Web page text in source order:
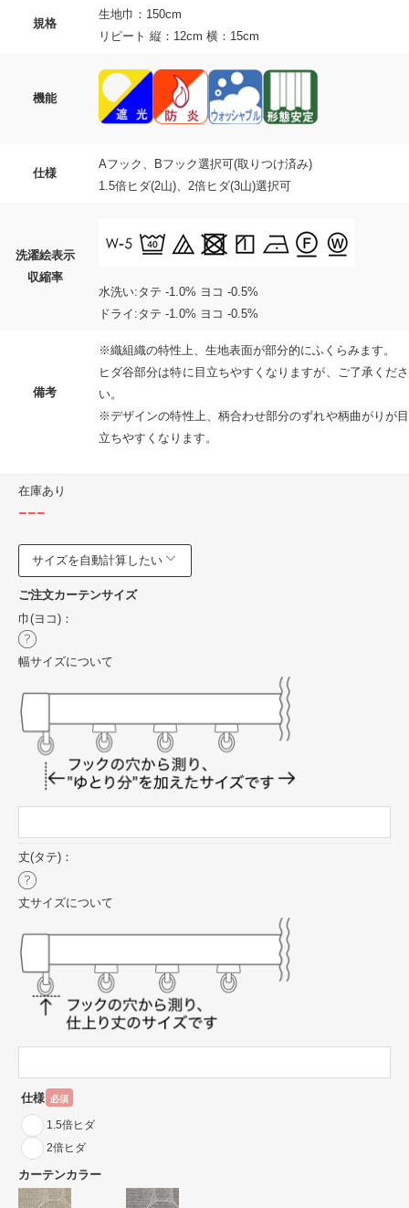
規格
生地巾：150cm
リピート 縦：12cm 横：15cm
機能
仕様
Aフック、Bフック選択可(取りつけ済み)
1.5倍ヒダ(2山)、2倍ヒダ(3山)選択可
洗濯絵表示
収縮率
水洗い:タテ -1.0% ヨコ -0.5%
ドライ:タテ -1.0% ヨコ -0.5%
備考
※織組織の特性上、生地表面が部分的にふくらみます。
ヒダ谷部分は特に目立ちやすくなりますが、ご了承くださ
い。
※デザインの特性上、柄合わせ部分のずれや柄曲がりが目
立ちやすくなります。
在庫あり
---
サイズを自動計算したい
ご注文カーテンサイズ
巾(ヨコ)：
幅サイズについて
丈(タテ)：
丈サイズについて
仕様 必須
1.5倍ヒダ
2倍ヒダ
カーテンカラー